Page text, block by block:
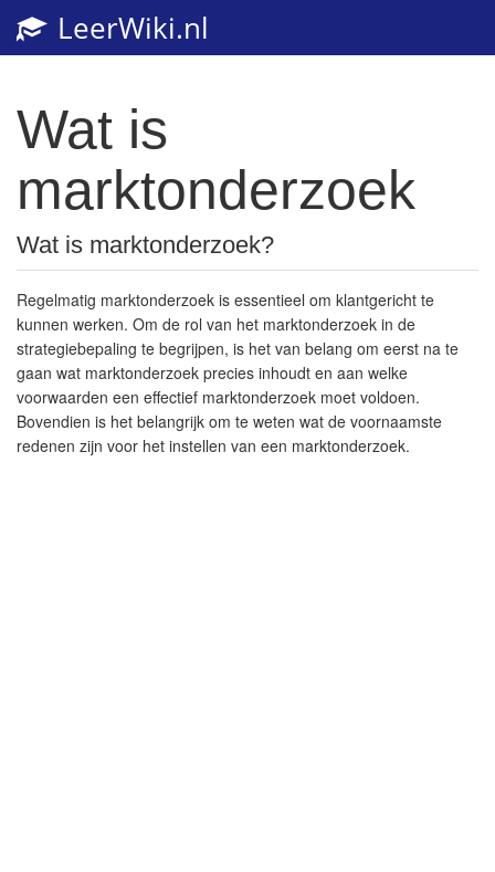
LeerWiki.nl
Wat is
marktonderzoek
Wat is marktonderzoek?
Regelmatig marktonderzoek is essentieel om klantgericht te
kunnen werken. Om de rol van het marktonderzoek in de
strategiebepaling te begrijpen, is het van belang om eerst na te
gaan wat marktonderzoek precies inhoudt en aan welke
voorwaarden een effectief marktonderzoek moet voldoen.
Bovendien is het belangrijk om te weten wat de voornaamste
redenen zijn voor het instellen van een marktonderzoek.